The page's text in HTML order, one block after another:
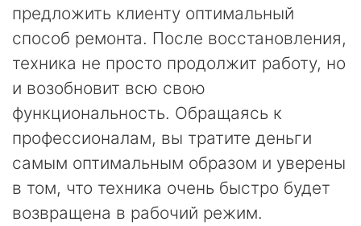
предложить клиенту оптимальный
способ ремонта. После восстановления,
техника не просто продолжит работу, но
и возобновит всю свою
функциональность. Обращаясь к
профессионалам, вы тратите деньги
самым оптимальным образом и уверены
в том, что техника очень быстро будет
возвращена в рабочий режим.